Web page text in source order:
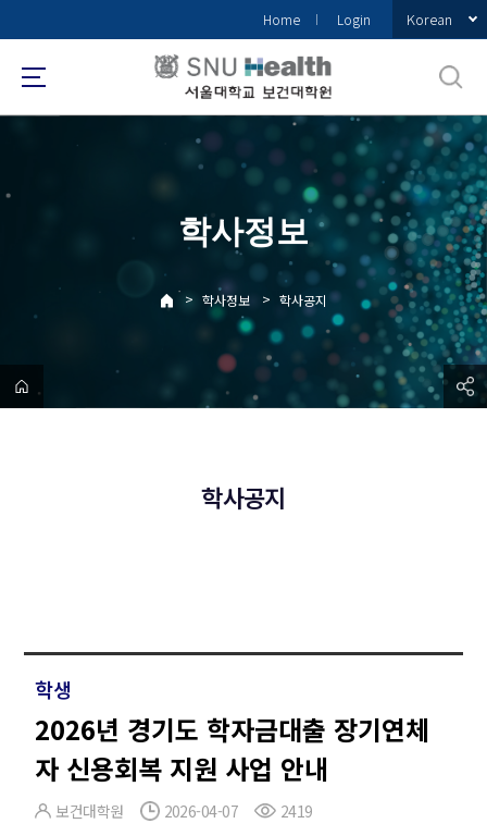
로
메
Home Login Korean
학사정보
> 학사정보 > 학사공지
학사공지
학생
2026년 경기도 학자금대출 장기연체
자 신용회복 지원 사업 안내
보건대학원 2026-04-07 2419